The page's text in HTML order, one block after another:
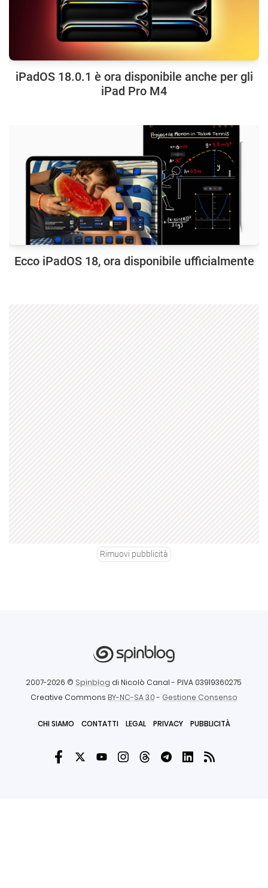
iPadOS 18.0.1 è ora disponibile anche per gli
iPad Pro M4
Ecco iPadOS 18, ora disponibile ufficialmente
Rimuovi pubblicità
2007-2026 © Spinblog di Nicolò Canal - P.IVA 03919360275
Creative Commons BY-NC-SA 3.0- Gestione Consenso
CHI SIAMO CONTATTI LEGAL PRIVACY PUBBLICITÀ